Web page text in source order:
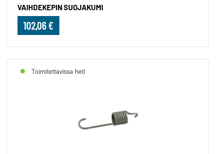
VAIHDEKEPIN SUOJAKUMI
102,06 €
Toimitettavissa heti